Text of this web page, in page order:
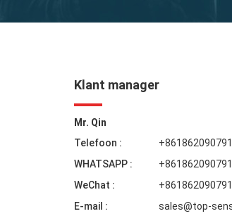
Klant manager
Mr. Qin
Telefoon :
WHATSAPP :
WeChat :
E-mail :
sales@top-